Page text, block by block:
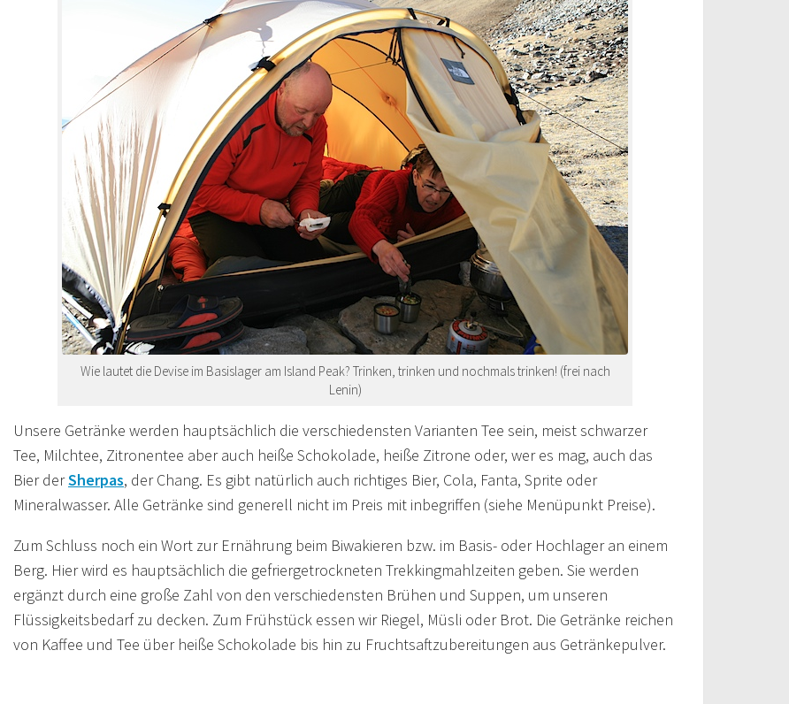
Wie lautet die Devise im Basislager am Island Peak? Trinken, trinken und nochmals trinken! (frei nach
Lenin)
Unsere Getränke werden hauptsächlich die verschiedensten Varianten Tee sein, meist schwarzer
Tee, Milchtee, Zitronentee aber auch heiße Schokolade, heiße Zitrone oder, wer es mag, auch das
Bier derSherpas, der Chang. Es gibt natürlich auch richtiges Bier, Cola, Fanta, Sprite oder
Mineralwasser. Alle Getränke sind generell nicht im Preis mit inbegriffen (siehe Menüpunkt Preise).
Zum Schluss noch ein Wort zur Ernährung beim Biwakieren bzw. im Basis- oder Hochlager an einem
Berg. Hier wird es hauptsächlich die gefriergetrockneten Trekkingmahlzeiten geben. Sie werden
ergänzt durch eine große Zahl von den verschiedensten Brühen und Suppen, um unseren
Flüssigkeitsbedarf zu decken. Zum Frühstück essen wir Riegel, Müsli oder Brot. Die Getränke reichen
von Kaffee und Tee über heiße Schokolade bis hin zu Fruchtsaftzubereitungen aus Getränkepulver.